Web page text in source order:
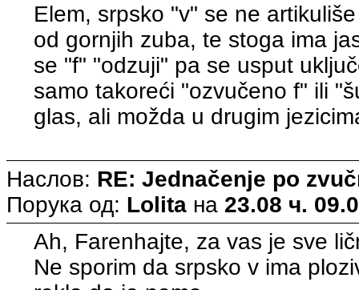
Elem, srpsko "v" se ne
od gornjih zuba, te stoga ima
se "f" "odzuji" pa se usput
samo takoreći "ozvučeno f" ili
glas, ali možda u drugim
Наслов: RE: Jednačenje po
Порука од: Lolita на 23.08 ч.
Ah, Farenhajte, za vas je sve
Ne sporim da srpsko v ima